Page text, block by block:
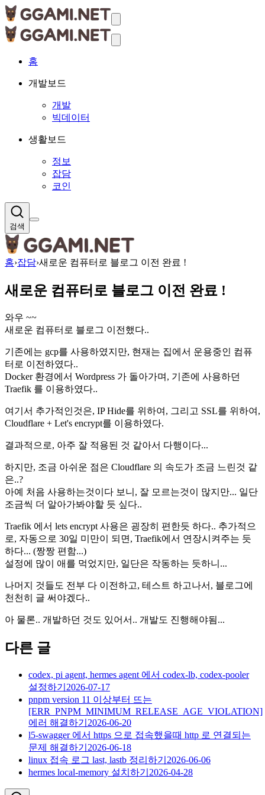
홈
개발보드
개발
빅데이터
생활보드
정보
잡담
코인
검색
홈›잡담›새로운 컴퓨터로 블로그 이전 완료 !
새로운 컴퓨터로 블로그 이전 완료 !
와우 ~~
새로운 컴퓨터로 블로그 이전했다..
기존에는 gcp를 사용하였지만, 현재는 집에서 운용중인 컴퓨
터로 이전하였다..
Docker 환경에서 Wordpress 가 돌아가며, 기존에 사용하던
Traefik 를 이용하였다..
여기서 추가적인것은, IP Hide를 위하여, 그리고 SSL를 위하여,
Cloudflare + Let's encrypt를 이용하였다.
결과적으로, 아주 잘 적용된 것 같아서 다행이다...
하지만, 조금 아쉬운 점은 Cloudflare 의 속도가 조금 느린것 같
은..?
아예 처음 사용하는것이다 보니, 잘 모르는것이 많지만... 일단
조금씩 더 알아가봐야할 듯 싶다..
Traefik 에서 lets encrypt 사용은 굉장히 편한듯 하다.. 추가적으
로, 자동으로 30일 미만이 되면, Traefik에서 연장시켜주는 듯
하다... (짱짱 편함...)
설정에 많이 애를 먹었지만, 일단은 작동하는 듯하니...
나머지 것들도 전부 다 이전하고, 테스트 하고나서, 블로그에
천천히 글 써야겠다..
아 물론.. 개발하던 것도 있어서.. 개발도 진행해야됨...
다른 글
codex, pi agent, hermes agent 에서 codex-lb, codex-pooler
설정하기 2026-07-17
pnpm version 11 이상부터 뜨는
[ERR_PNPM_MINIMUM_RELEASE_AGE_VIOLATION]
에러 해결하기 2026-06-20
l5-swagger 에서 https 으로 접속했을때 http 로 연결되는
문제 해결하기 2026-06-18
linux 접속 로그 last, lastb 정리하기 2026-06-06
hermes local-memory 설치하기 2026-04-28